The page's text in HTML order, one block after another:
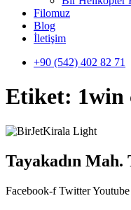
Filomuz
Blog
İletişim
+90 (542) 402 82 71
Etiket: 1win
Tayakadın
Facebook-f TwitterYoutube